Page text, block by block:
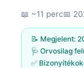
📖 ~11 perc📅
📝 Megjelent:
🩺 Orvosilag
✅